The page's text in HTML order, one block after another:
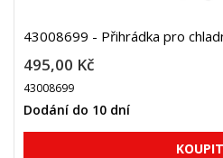
43008699 - Přihrádka pro
495,00 Kč
43008699
Dodání do 10 dní